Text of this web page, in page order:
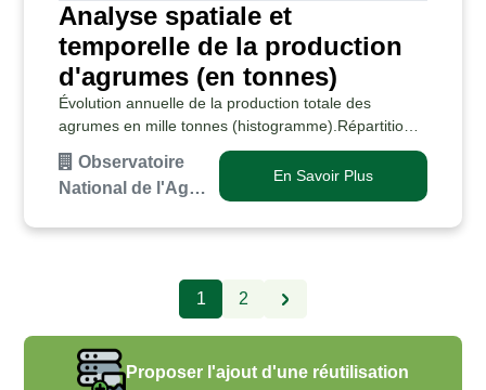
Analyse spatiale et
temporelle de la production
d'agrumes (en tonnes)
Évolution annuelle de la production totale des
agrumes en mille tonnes (histogramme).Répartition
annuelle des quantités produites des agrumes en
mille tonnes par gouvernorat (carte).Part en
pourcenta…
Observatoire
National de l'Ag…
En Savoir Plus
1 2
Proposer l'ajout d'une réutilisation